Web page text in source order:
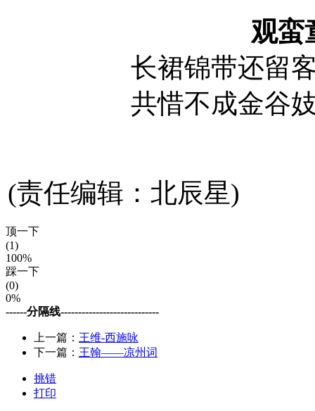
观蛮
长裙锦带还留
共惜不成金谷
(责任编辑：北辰星)
顶一下
(1)
100%
踩一下
(0)
0%
------分隔线----------------------------
上一篇： 王维-西施咏
下一篇： 王翰——凉州词
挑错
打印